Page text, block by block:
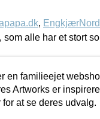
,
, som alle har et stort
en familieejet
Artworks er
for at se deres udvalg.